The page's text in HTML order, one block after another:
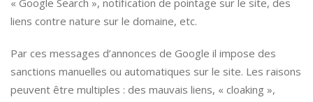
liens contre nature sur le domaine, etc.
Par ces messages d’annonces de Google il impose des
sanctions manuelles ou automatiques sur le site. Les raisons
peuvent être multiples : des mauvais liens, « cloaking »,